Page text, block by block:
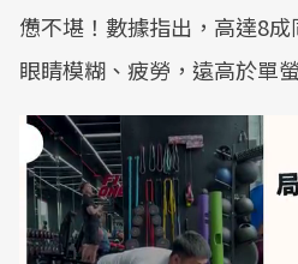
憊不堪！數據指出，高達8
眼睛模糊、疲勞，遠高於單